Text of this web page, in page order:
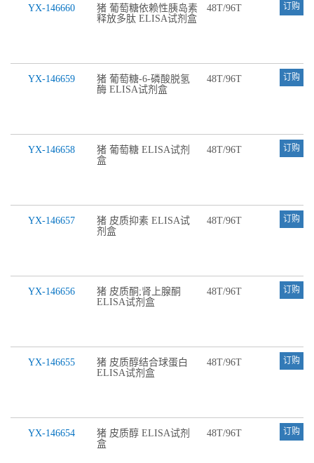
YX-146660
猪 葡萄糖依赖性胰岛素
释放多肽 ELISA试剂盒
48T/96T 订购
YX-146659
猪 葡萄糖-6-磷酸脱氢
酶 ELISA试剂盒
48T/96T 订购
YX-146658
猪 葡萄糖 ELISA试剂
盒
48T/96T 订购
YX-146657
猪 皮质抑素 ELISA试
剂盒
48T/96T 订购
YX-146656
猪 皮质酮;肾上腺酮
ELISA试剂盒
48T/96T 订购
YX-146655
猪 皮质醇结合球蛋白
ELISA试剂盒
48T/96T 订购
YX-146654
猪 皮质醇 ELISA试剂
盒
48T/96T 订购